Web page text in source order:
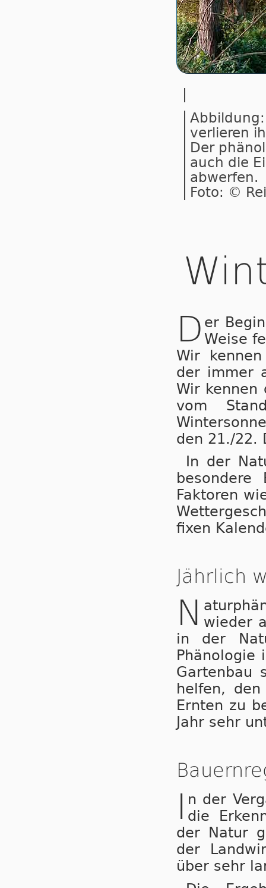
verlieren
Der
auch die
abwerfen.
Foto: ©
D er
Weise
Wir
der immer
Wir
vom
den 21./22.
In der
Faktoren
fixen
Jährlich
N wieder
in der
Phänologie
Gartenbau
hel­fen,
Ernten zu
Jahr sehr
I n der
die
der Natur
der
über sehr